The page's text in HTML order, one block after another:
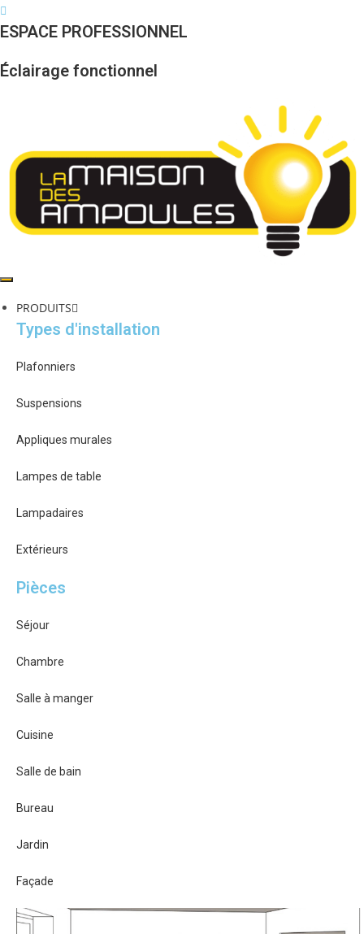
Skip
to
ESPACE PROFESSIONNEL
Éclairage fonctionnel
PRODUITS
Types d'installation
Plafonniers
Suspensions
Appliques murales
Lampes de table
Lampadaires
Extérieurs
Pièces
Séjour
Chambre
Salle à manger
Cuisine
Salle de bain
Bureau
Jardin
Façade